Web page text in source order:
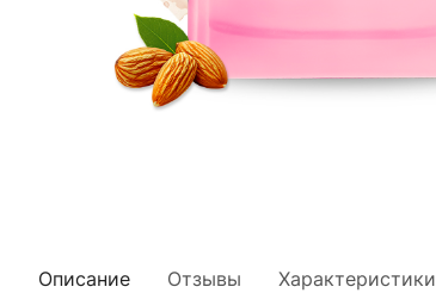
Описание Отзывы Характеристики